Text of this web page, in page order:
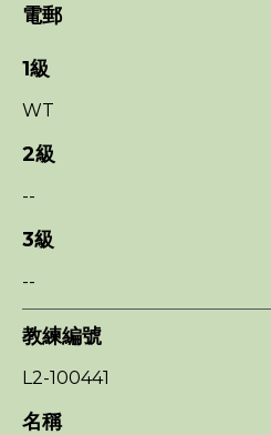
電郵
1級
WT
2級
--
3級
--
教練編號
L2-100441
名稱